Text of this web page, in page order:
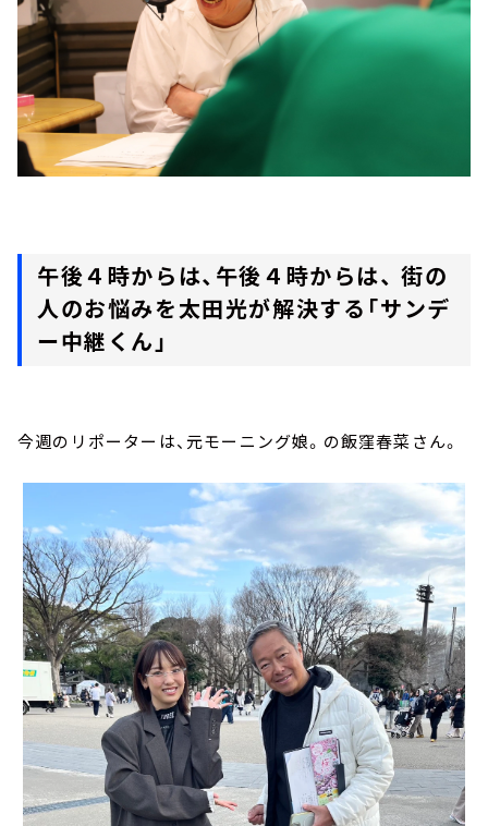
午後４時からは、午後４時からは、 街の
人のお悩みを太田光が解決する「サンデ
ー中継くん」
今週のリポーターは、元モーニング娘。の飯窪春菜さん。